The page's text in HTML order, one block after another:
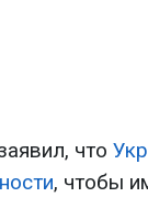
что
, чтобы